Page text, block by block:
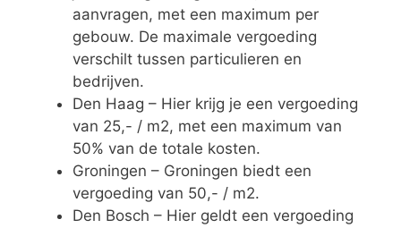
aanvragen, met een maximum per
gebouw. De maximale vergoeding
verschilt tussen particulieren en
bedrijven.
Den Haag – Hier krijg je een vergoeding
van 25,- / m2, met een maximum van
50% van de totale kosten.
Groningen – Groningen biedt een
vergoeding van 50,- / m2.
Den Bosch – Hier geldt een vergoeding